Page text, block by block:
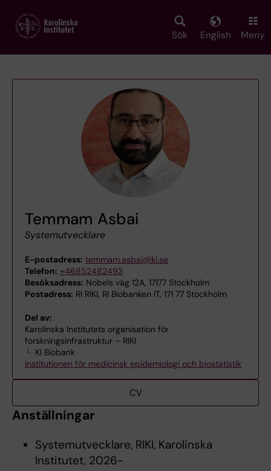
main
Sök English Meny
Temmam Asbai
Systemutvecklare
E-postadress: temmam.asbai@ki.se
Telefon: +46852482493
Besöksadress: Nobels väg 12A, 17177 Stockholm
Postadress: RI RIKI, RI Biobanken IT, 171 77 Stockholm
Del av:
Karolinska Institutets organisation för
forskningsinfrastruktur – RIKI
KI Biobank
Institutionen för medicinsk epidemiologi och biostatistik
CV
Anställningar
Systemutvecklare, RIKI, Karolinska
Institutet, 2026-